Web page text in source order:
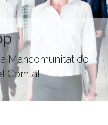
Mancomunitat de
Comtat